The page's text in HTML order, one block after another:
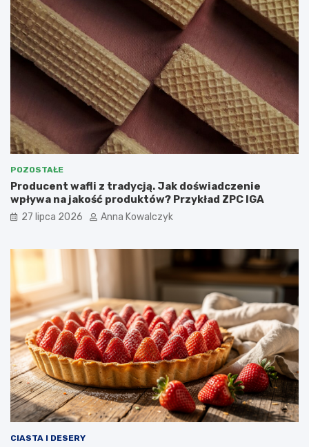
POZOSTAŁE
Producent wafli z tradycją. Jak doświadczenie
wpływa na jakość produktów? Przykład ZPC IGA
27 lipca 2026 Anna Kowalczyk
CIASTA I DESERY